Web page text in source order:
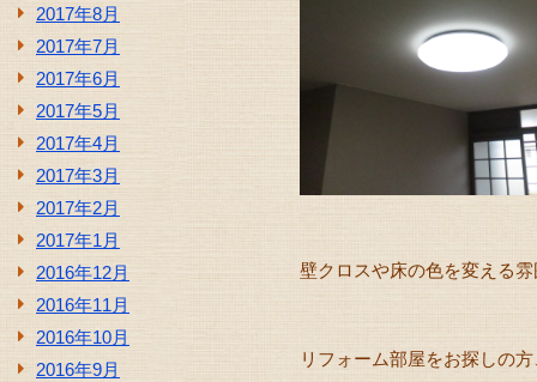
2017年8月
2017年7月
2017年6月
2017年5月
2017年4月
2017年3月
2017年2月
2017年1月
2016年12月
2016年11月
2016年10月
2016年9月
壁クロスや床の色を変える
リフォーム部屋をお探しの